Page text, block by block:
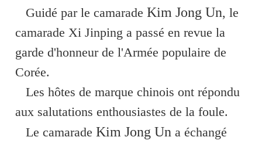
Guidé par le camarade Kim Jong Un, le
camarade Xi Jinping a passé en revue la
garde d'honneur de l'Armée populaire de
Corée.
Les hôtes de marque chinois ont répondu
aux salutations enthousiastes de la foule.
Le camarade Kim Jong Un a échangé